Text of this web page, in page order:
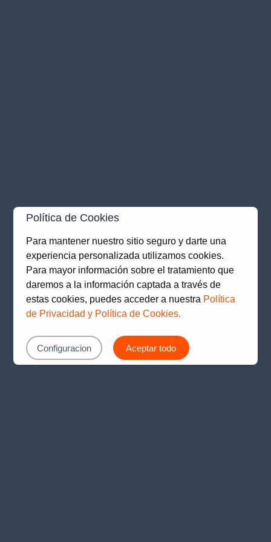
Política de Cookies
Para mantener nuestro sitio seguro y darte una
experiencia personalizada utilizamos cookies.
Para mayor información sobre el tratamiento que
daremos a la información captada a través de
estas cookies, puedes acceder a nuestra Política
de Privacidad y Política de Cookies.
Aceptar todo
Configuracion
Application error: a client-side exception has occurred while
loadingwww.prima.com.pe(see the browser console
more information).